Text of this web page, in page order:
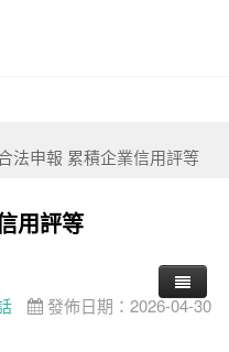
法申報 累積企業信用評等
用評等
發佈日期：2026-04-30